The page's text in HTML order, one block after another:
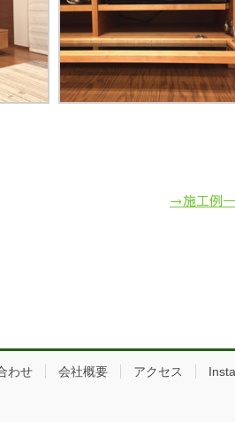
→施工例
わせ 会社概要 アクセス